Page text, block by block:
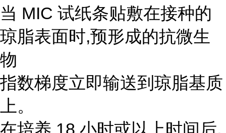
当 MIC 试纸条贴敷在接种的
琼脂表面时,预形成的抗微生
物
指数梯度立即输送到琼脂基质
上。
在培养 18 小时或以上时间后,